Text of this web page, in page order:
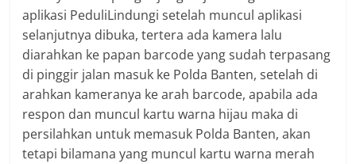
aplikasi PeduliLindungi setelah muncul aplikasi
selanjutnya dibuka, tertera ada kamera lalu
diarahkan ke papan barcode yang sudah terpasang
di pinggir jalan masuk ke Polda Banten, setelah di
arahkan kameranya ke arah barcode, apabila ada
respon dan muncul kartu warna hijau maka di
persilahkan untuk memasuk Polda Banten, akan
tetapi bilamana yang muncul kartu warna merah